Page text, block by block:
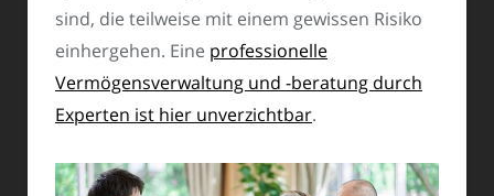
sind, die teilweise mit einem gewissen Risiko
einhergehen. Eine professionelle
Vermögensverwaltung und -beratung durch
Experten ist hier unverzichtbar.